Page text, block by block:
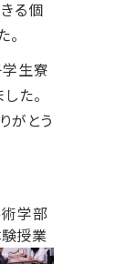
る個
生寮
た。
がとう
学部
授業